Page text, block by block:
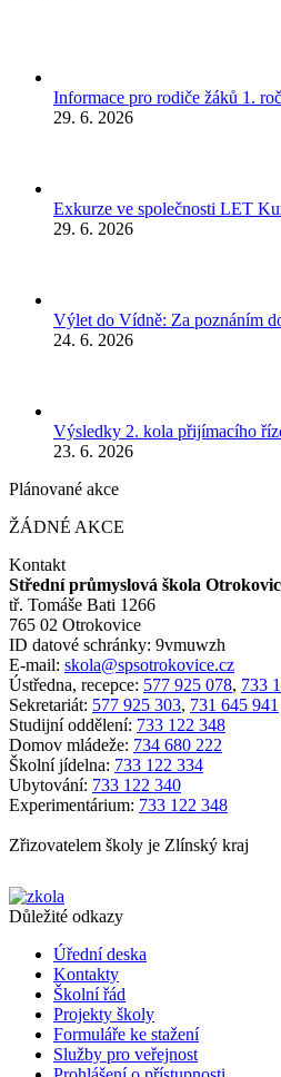
Informace pro rodiče žáků 1.
29. 6. 2026
Exkurze ve společnosti LET
29. 6. 2026
Výlet do Vídně: Za poznáním
24. 6. 2026
Výsledky 2. kola přijímacího
23. 6. 2026
Plánované akce
ŽÁDNÉ AKCE
Kontakt
Střední průmyslová škola
tř. Tomáše Bati 1266
765 02 Otrokovice
ID datové schránky: 9vmuwzh
E-mail: skola@spsotrokovice.cz
Ústředna, recepce: 577 925 078, 733
Sekretariát: 577 925 303, 731 645 941
Studijní oddělení: 733 122 348
Domov mládeže: 734 680 222
Školní jídelna: 733 122 334
Ubytování: 733 122 340
Experimentárium: 733 122 348
Zřizovatelem školy je Zlínský kraj
Důležité odkazy
Úřední deska
Kontakty
Školní řád
Projekty školy
Formuláře ke stažení
Služby pro veřejnost